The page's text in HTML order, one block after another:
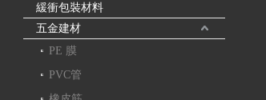
緩衝包裝材料
五金建材
PE 膜
PVC管